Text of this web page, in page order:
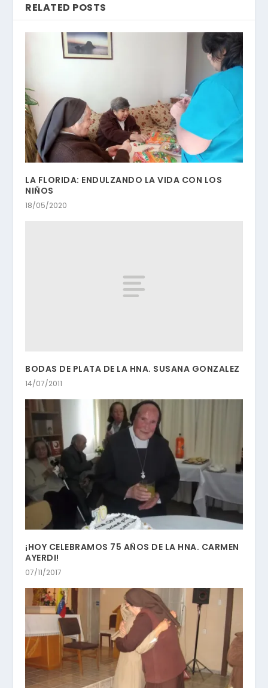
RELATED POSTS
LA FLORIDA: ENDULZANDO LA VIDA CON LOS
NIÑOS
18/05/2020
BODAS DE PLATA DE LA HNA. SUSANA GONZALEZ
14/07/2011
¡HOY CELEBRAMOS 75 AÑOS DE LA HNA. CARMEN
AYERDI!
07/11/2017